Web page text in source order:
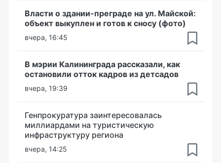
Власти о здании-преграде на ул. Майской:
объект выкуплен и готов к сносу (фото)
вчера, 16:45
В мэрии Калининграда рассказали, как
остановили отток кадров из детсадов
вчера, 19:39
Генпрокуратура заинтересовалась
миллиардами на туристическую
инфраструктуру региона
вчера, 14:25